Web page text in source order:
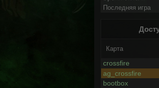
Последняя игра
Карта
crossfire
ag_crossfire
bootbox